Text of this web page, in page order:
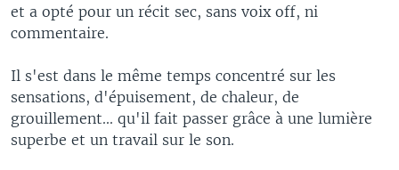
et a opté pour un récit sec, sans voix off, ni
commentaire.
Il s'est dans le même temps concentré sur les
sensations, d'épuisement, de chaleur, de
grouillement... qu'il fait passer grâce à une lumière
superbe et un travail sur le son.